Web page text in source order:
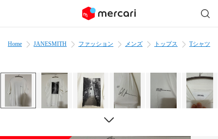
Home JANESMITH ファッション メンズ トップス Tシャツ